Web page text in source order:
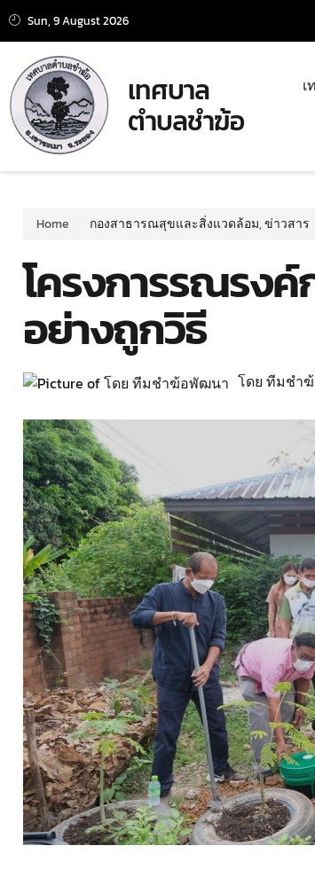
Sun, 9 August 2026
เทศบาล
ตำบลชำฆ้อ
Home กองสาธารณสุขและสิ่งแวดล้อม,ข่าวสาร
โครงการรณรง
อย่างถูกวิธี
โดย ทีมชำ